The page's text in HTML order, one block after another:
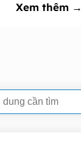
Xem thêm →